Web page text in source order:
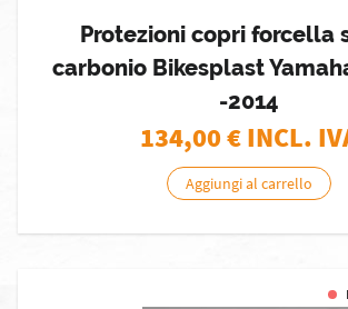
Protezioni copri forcella
carbonio Bikesplast
-2014
134,00€ INCL.
Aggiungi al carrello